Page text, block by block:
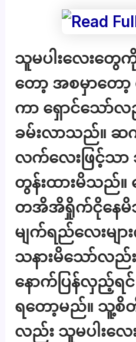
သူမပါးလေးတွေ
တော့ အစမှာတေ
ကာ ရှောင်သော်
ခမ်းလာသည်။ ဆ
လက်လေးဖြင့်သ
တွန်းထားမိသည်။
တအိအိရှိုက်ငိုနေ
မျက်ရည်လေးမျာ
သနားမိသော်လည်း
နောက်ပြန်လှည့်ရ
ရတော့မည်။ သူ့စိ
လည်း သူမပါးလေး